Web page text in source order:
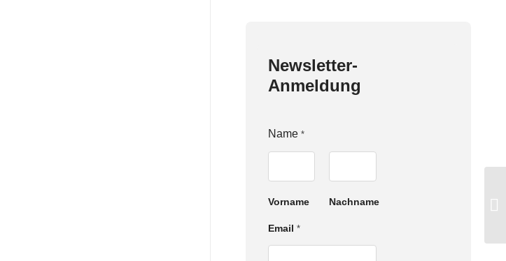
Newsletter-
Anmeldung
Name *
Vorname Nachname
Email *